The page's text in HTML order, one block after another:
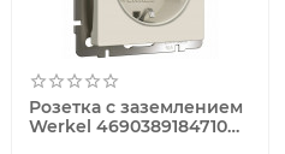
Розетка с заземлением
Werkel 4690389184710